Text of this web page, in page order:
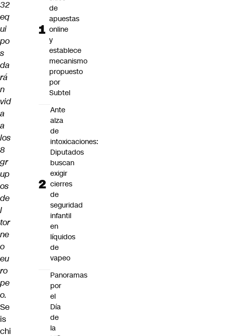
32
eq
ui
po
s
da
rá
n
vid
a
a
los
8
gr
up
os
de
l
tor
ne
o
eu
ro
pe
o.
Se
is
chi
de
apuestas
online
y
establece
mecanismo
propuesto
por
Subtel
Ante
alza
de
intoxicaciones:
Diputados
buscan
exigir
cierres
de
seguridad
infantil
en
líquidos
de
vapeo
Panoramas
por
el
Día
de
la